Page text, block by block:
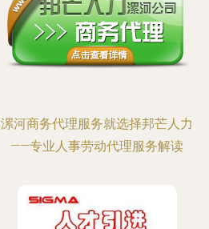
漯河商务代理服务就选择邦芒人力
——专业人事劳动代理服务解读